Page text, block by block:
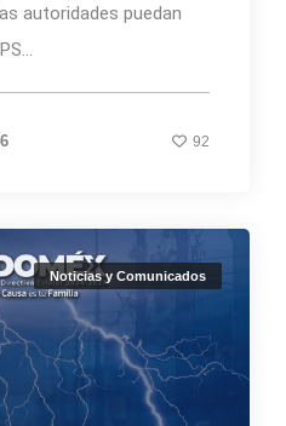
autoridades puedan
92
Noticias y Comunicados